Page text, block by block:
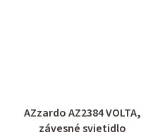
AZzardo AZ2384 VOLTA,
závesné svietidlo